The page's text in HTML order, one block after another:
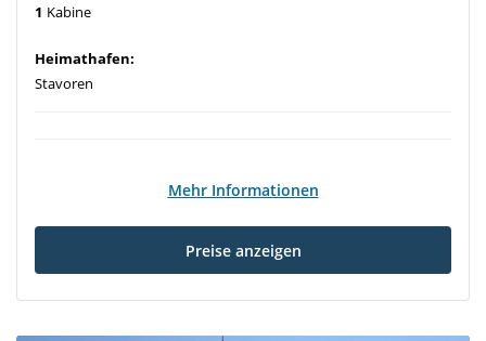
1 Kabine
Heimathafen:
Stavoren
Mehr Informationen
Preise anzeigen